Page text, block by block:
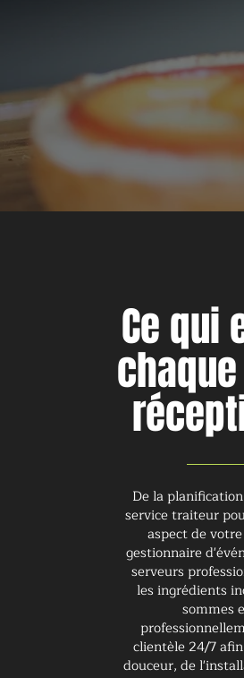
Ce qui
De la
service traiteur
aspect de
gestionnaire
serveurs
les ingrédients
sommes
clientèle 24/7
douceur, de